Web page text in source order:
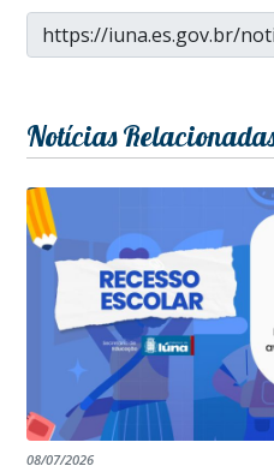
Notícias
08/07/2026